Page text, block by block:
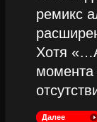
ремикс
Хотя
момента
Далее